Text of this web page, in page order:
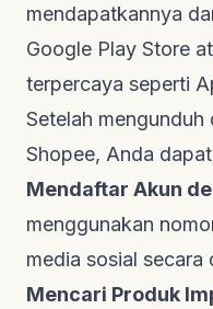
mendapatkannya
Google Play Store
terpercaya seperti
Setelah
Shopee, Anda
Mendaftar Akun
menggunakan
media sosial secara
Mencari Produk